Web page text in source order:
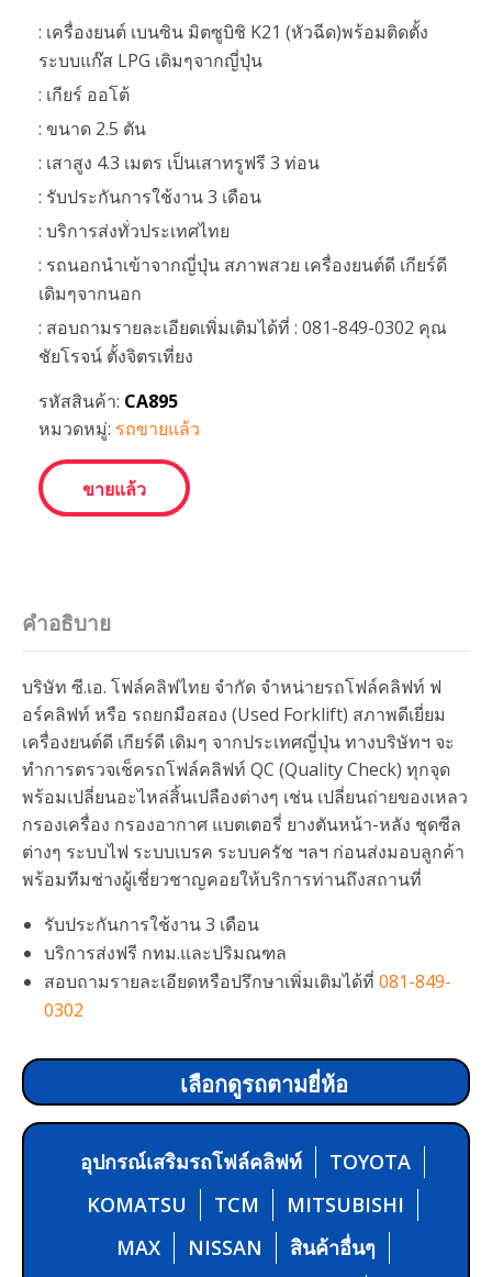
: เครื่องยนต์ เบนซิน มิตซูบิชิ K21 (หัวฉีด)พร้อมติดตั้ง
ระบบแก๊ส LPG เดิมๆจากญี่ปุ่น
: เกียร์ ออโต้
: ขนาด 2.5 ตัน
: เสาสูง 4.3 เมตร เป็นเสาทรูฟรี 3 ท่อน
: รับประกันการใช้งาน 3 เดือน
: บริการส่งทั่วประเทศไทย
: รถนอกนำเข้าจากญี่ปุ่น สภาพสวย เครื่องยนต์ดี เกียร์ดี
เดิมๆจากนอก
: สอบถามรายละเอียดเพิ่มเติมได้ที่ : 081-849-0302 คุณ
ชัยโรจน์ ตั้งจิตรเที่ยง
รหัสสินค้า: CA895
หมวดหมู่: รถขายแล้ว
ขายแล้ว
คำอธิบาย
บริษัท ซี.เอ. โฟล์คลิฟไทย จำกัด จำหน่ายรถโฟล์คลิฟท์ ฟ
อร์คลิฟท์ หรือ รถยกมือสอง (Used Forklift) สภาพดีเยี่ยม
เครื่องยนต์ดี เกียร์ดี เดิมๆ จากประเทศญี่ปุ่น ทางบริษัทฯ จะ
ทำการตรวจเช็ครถโฟล์คลิฟท์ QC (Quality Check) ทุกจุด
พร้อมเปลี่ยนอะไหล่สิ้นเปลืองต่างๆ เช่น เปลี่ยนถ่ายของเหลว
กรองเครื่อง กรองอากาศ แบตเตอรี่ ยางตันหน้า-หลัง ชุดซีล
ต่างๆ ระบบไฟ ระบบเบรค ระบบครัช ฯลฯ ก่อนส่งมอบลูกค้า
พร้อมทีมช่างผู้เชี่ยวชาญคอยให้บริการท่านถึงสถานที่
รับประกันการใช้งาน 3 เดือน
บริการส่งฟรี กทม.และปริมณฑล
สอบถามรายละเอียดหรือปรึกษาเพิ่มเติมได้ที่ 081-849-
0302
เลือกดูรถตามยี่ห้อ
อุปกรณ์เสริมรถโฟล์คลิฟท์
TOYOTA
KOMATSU
TCM
MITSUBISHI
MAX
NISSAN
สินค้าอื่นๆ